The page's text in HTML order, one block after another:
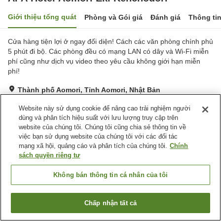
Giới thiệu tổng quát Phòng và Gói giá Đánh giá Thông
Cửa hàng tiện lợi ở ngay đối diện! Cách các văn phòng chính phủ
5 phút đi bộ. Các phòng đều có mạng LAN có dây và Wi-Fi miễn
phí cũng như dịch vụ video theo yêu cầu không giới hạn miễn
phí!
Thành phố Aomori, Tỉnh Aomori, Nhật Bản
Rất tốt Đánh giá:170 lượt
Tiện nghi chỗ nghỉ
Bãi đỗ xe
Trang chủ Nhật Bản Tỉnh Aomori
Thành phố Aomori
APA Hotel Aomori Eki KenchodoriTìm phòng trống
Website này sử dụng cookie để nâng cao trải nghiệm người
dùng và phân tích hiệu suất với lưu lượng truy cập trên
website của chúng tôi. Chúng tôi cũng chia sẻ thông tin về
việc bạn sử dụng website của chúng tôi với các đối tác
mạng xã hội, quảng cáo và phân tích của chúng tôi. Chính
sách quyền riêng tư
Không bán thông tin cá nhân của tôi
Chấp nhận tất cả